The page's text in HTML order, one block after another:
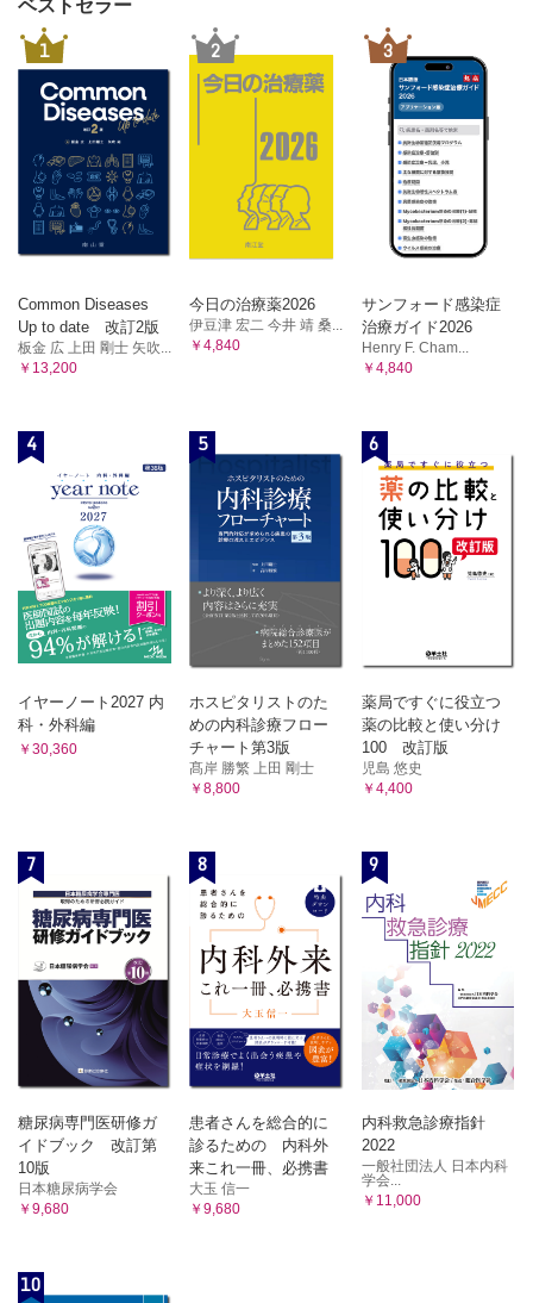
ベストセラー
1
Common Diseases
Up to date 改訂2版
板金 広 上田 剛士 矢吹...
￥13,200
2
今日の治療薬2026
伊豆津 宏二 今井 靖 桑...
￥4,840
3
サンフォード感染症
治療ガイド2026
Henry F. Cham...
￥4,840
4
イヤーノート2027 内
科・外科編
￥30,360
5
ホスピタリストのた
めの内科診療フロー
チャート第3版
髙岸 勝繁 上田 剛士
￥8,800
6
薬局ですぐに役立つ
薬の比較と使い分け
100 改訂版
児島 悠史
￥4,400
7
糖尿病専門医研修ガ
イドブック 改訂第
10版
日本糖尿病学会
￥9,680
8
患者さんを総合的に
診るための 内科外
来これ一冊、必携書
大玉 信一
￥9,680
9
内科救急診療指針
2022
一般社団法人 日本内科
学会...
￥11,000
10